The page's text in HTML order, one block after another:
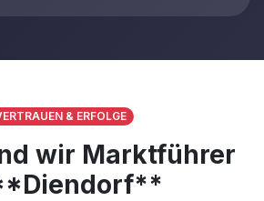
& ERFOLGE
wir Marktführer